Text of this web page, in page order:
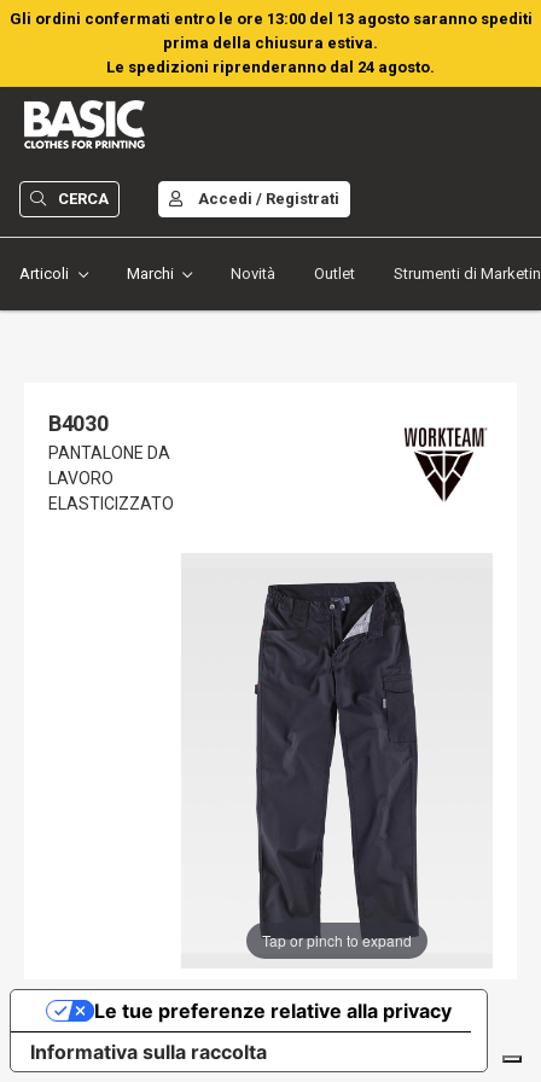
Gli ordini confermati entro le ore 13:00 del 13 agosto saranno spediti
prima della chiusura estiva.
Le spedizioni riprenderanno dal 24 agosto.
Articoli Marchi Novità Outlet Strumenti di
CERCA Accedi / Registrati
B4030
PANTALONE DA
LAVORO
ELASTICIZZATO
Tap or pinch to expand
Informativa sulla raccolta
Le tue preferenze relative alla privacy